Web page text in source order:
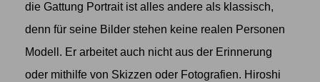
die Gattung Portrait ist alles andere als klassisch,
denn für seine Bilder stehen keine realen Personen
Modell. Er arbeitet auch nicht aus der Erinnerung
oder mithilfe von Skizzen oder Fotografien. Hiroshi